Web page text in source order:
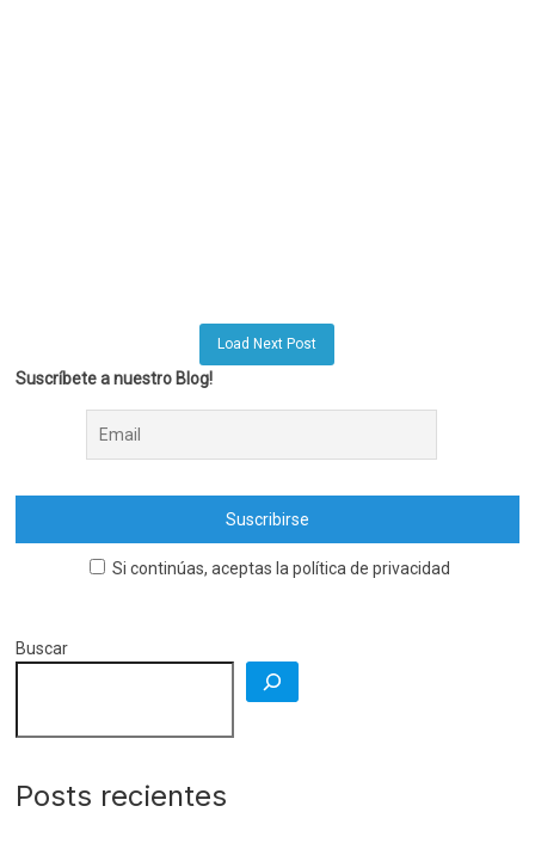
Load Next Post
Suscríbete a nuestro Blog!
Si continúas, aceptas la política de privacidad
Buscar
Posts recientes